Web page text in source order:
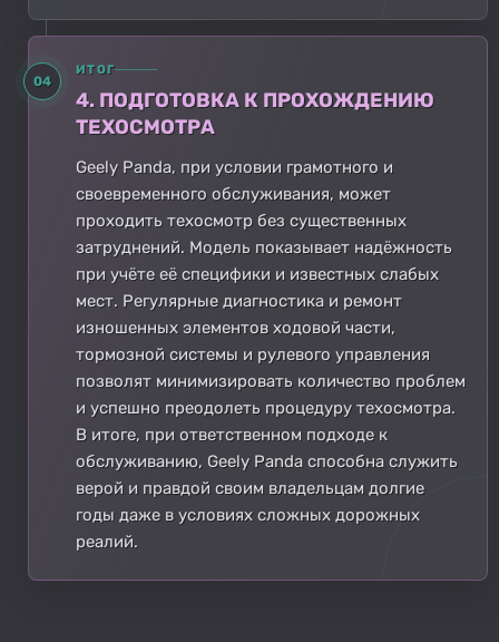
04
ИТОГ
4. ПОДГОТОВКА К ПРОХОЖДЕНИЮ
ТЕХОСМОТРА
Geely Panda, при условии грамотного и
своевременного обслуживания, может
проходить техосмотр без существенных
затруднений. Модель показывает надёжность
при учёте её специфики и известных слабых
мест. Регулярные диагностика и ремонт
изношенных элементов ходовой части,
тормозной системы и рулевого управления
позволят минимизировать количество проблем
и успешно преодолеть процедуру техосмотра.
В итоге, при ответственном подходе к
обслуживанию, Geely Panda способна служить
верой и правдой своим владельцам долгие
годы даже в условиях сложных дорожных
реалий.